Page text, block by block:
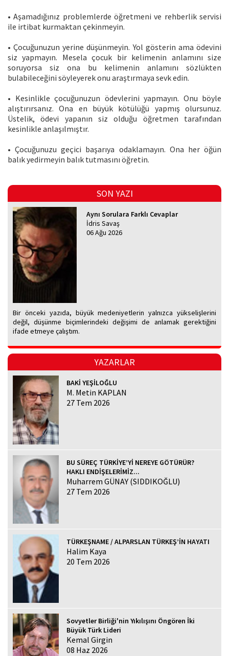
• Aşamadığınız problemlerde öğretmeni ve rehberlik servisi
ile irtibat kurmaktan çekinmeyin.
• Çocuğunuzun yerine düşünmeyin. Yol gösterin ama ödevini
siz yapmayın. Mesela çocuk bir kelimenin anlamını size
soruyorsa siz ona bu kelimenin anlamını sözlükten
bulabileceğini söyleyerek onu araştırmaya sevk edin.
• Kesinlikle çocuğunuzun ödevlerini yapmayın. Onu böyle
alıştırırsanız. Ona en büyük kötülüğü yapmış olursunuz.
Üstelik, ödevi yapanın siz olduğu öğretmen tarafından
kesinlikle anlaşılmıştır.
• Çocuğunuzu geçici başarıya odaklamayın. Ona her öğün
balık yedirmeyin balık tutmasını öğretin.
SON YAZI
Aynı Sorulara Farklı Cevaplar
İdris Savaş
06 Ağu 2026
Bir önceki yazıda, büyük medeniyetlerin yalnızca yükselişlerini
değil, düşünme biçimlerindeki değişimi de anlamak gerektiğini
ifade etmeye çalıştım.
YAZARLAR
BAKİ YEŞİLOĞLU
M. Metin KAPLAN
27 Tem 2026
BU SÜREÇ TÜRKİYE’Yİ NEREYE GÖTÜRÜR?
HAKLI ENDİŞELERİMİZ...
Muharrem GÜNAY (SIDDIKOĞLU)
27 Tem 2026
TÜRKEŞNAME / ALPARSLAN TÜRKEŞ’İN HAYATI
Halim Kaya
20 Tem 2026
Sovyetler Birliği'nin Yıkılışını Öngören İki
Büyük Türk Lideri
Kemal Girgin
08 Haz 2026